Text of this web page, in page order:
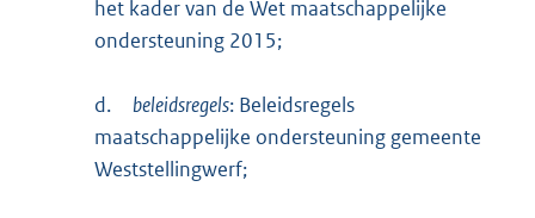
het kader van de Wet maatschappelijke
ondersteuning 2015;
d. beleidsregels: Beleidsregels
maatschappelijke ondersteuning gemeente
Weststellingwerf;